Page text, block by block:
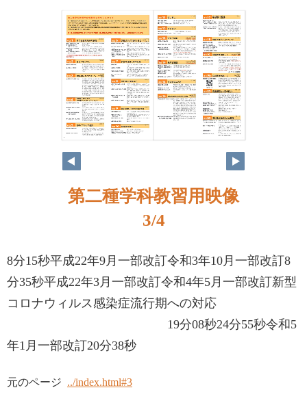
2
第二種学科教習用映像
3/4
8分15秒平成22年9月一部改訂令和3年10月一部改訂8
分35秒平成22年3月一部改訂令和4年5月一部改訂新型
コロナウィルス感染症流行期への対応
19分08秒24分55秒令和5
年1月一部改訂20分38秒
元のページ ../index.html#3